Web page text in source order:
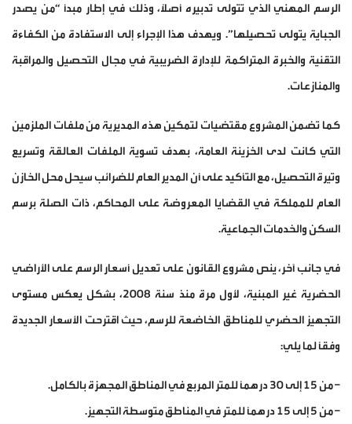
الرسم المهني الذي تتولى تدبيره أصلًا، وذلك في إطار مبدأ “من يصدر
الجباية يتولى تحصيلها”. ويهدف هذا الإجراء إلى الاستفادة من الكفاءة
التقنية والخبرة المتراكمة للإدارة الضريبية في مجال التحصيل والمراقبة
والمنازعات.
كما تضمن المشروع مقتضيات لتمكين هذه المديرية من ملفات الملزمين
التي كانت لدى الخزينة العامة، بهدف تسوية الملفات العالقة وتسريع
وتيرة التحصيل، مع التأكيد على أن المدير العام للضرائب سيحل محل الخازن
العام للمملكة في القضايا المعروضة على المحاكم، ذات الصلة برسم
السكن والخدمات الجماعية.
في جانب آخر، ينص مشروع القانون على تعديل أسعار الرسم على الأراضي
الحضرية غير المبنية، لأول مرة منذ سنة 2008، بشكل يعكس مستوى
التجهيز الحضري للمناطق الخاضعة للرسم، حيث اقترحت الأسعار الجديدة
وفقًا لما يلي:
– من 15 إلى 30 درهمًا للمتر المربع في المناطق المجهزة بالكامل.
– من 5 إلى 15 درهمًا للمتر في المناطق متوسطة التجهيز.